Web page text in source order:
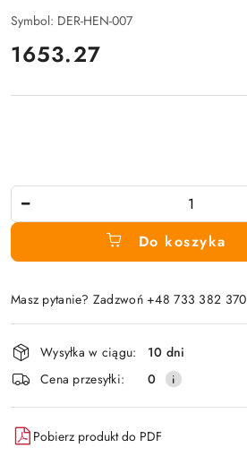
Symbol: DER-HEN-007
cena:
1653.27
Do koszyka
Masz pytanie? Zadzwoń +48 733 382 370
Dostępność
i
dostawa
Wysyłka w ciągu:
10 dni
Cena przesyłki:
0
Pobierz produkt do PDF